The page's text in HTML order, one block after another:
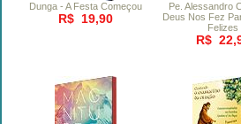
Dunga - A Festa Começou
R$ 19,90
Pe. Alessandro
Deus Nos Fez
Felizes
R$